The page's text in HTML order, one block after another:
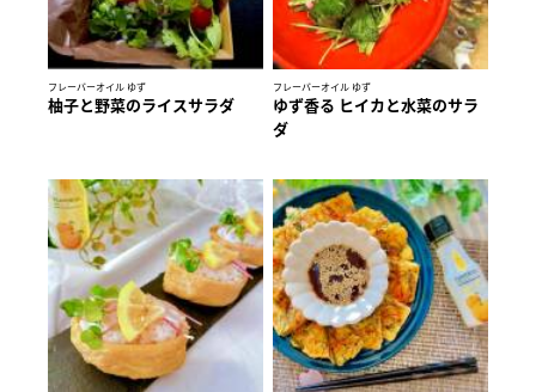
フレーバーオイル ゆず
柚子と野菜のライスサラダ
フレーバーオイル ゆず
ゆず香る ヒイカと水菜のサラ
ダ